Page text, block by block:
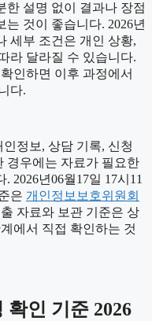
한 설명 없이 결과나 장점
것이 좋습니다. 2026년
세부 조건은 개인 상황,
라 달라질 수 있습니다.
인하면 이후 과정에서
다.
정보, 상담 기록, 신청
경우에는 자료가 필요한
2026년06월17일 17시11
은 개인정보보호위원회
자료와 보관 기준은 상
에서 직접 확인하는 것
인 기준 2026